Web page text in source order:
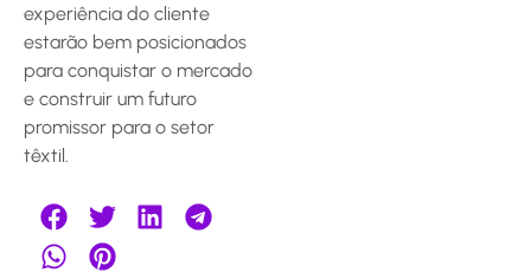
experiência do cliente
estarão bem posicionados
para conquistar o mercado
e construir um futuro
promissor para o setor
têxtil.